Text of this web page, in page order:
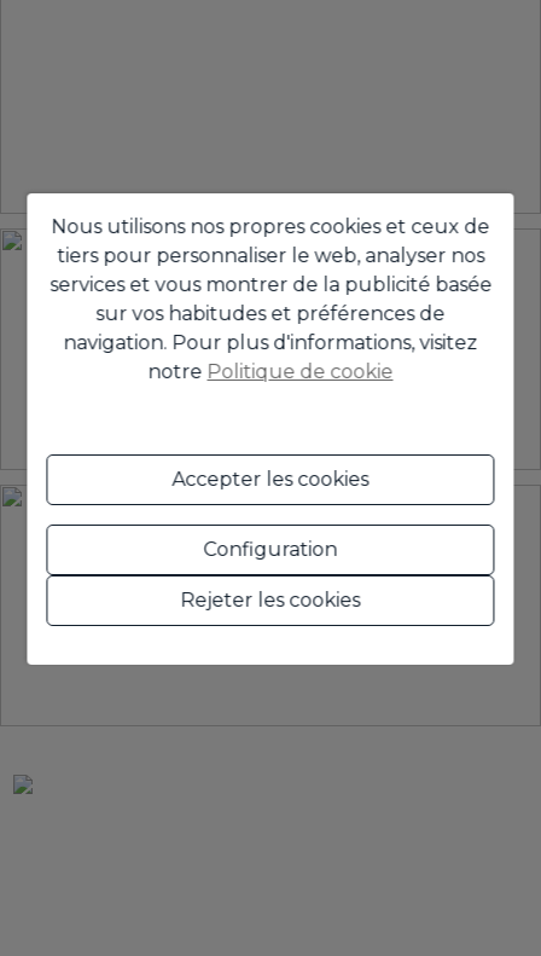
Nous utilisons nos propres cookies et ceux de
tiers pour personnaliser le web, analyser nos
services et vous montrer de la publicité basée
sur vos habitudes et préférences de
navigation. Pour plus d'informations, visitez
notre Politique de cookie
Accepter les cookies
Configuration
Rejeter les cookies